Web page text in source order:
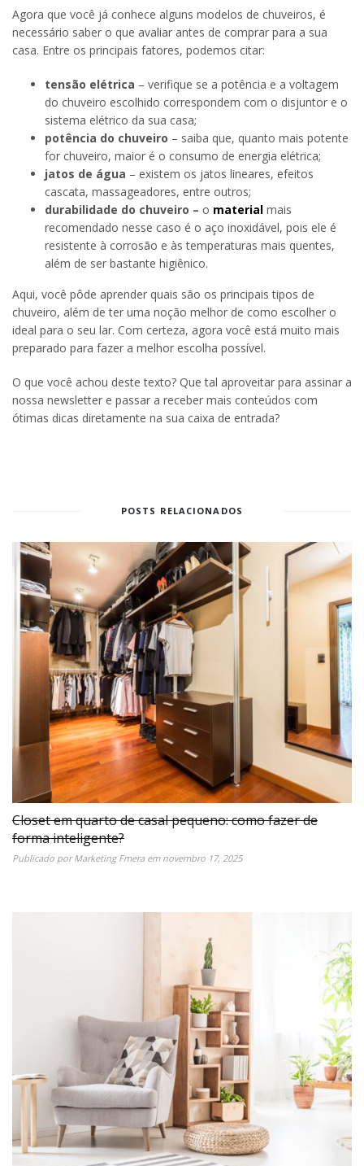
Agora que você já conhece alguns modelos de chuveiros, é
necessário saber o que avaliar antes de comprar para a sua
casa. Entre os principais fatores, podemos citar:
tensão elétrica – verifique se a potência e a voltagem
do chuveiro escolhido correspondem com o disjuntor e o
sistema elétrico da sua casa;
potência do chuveiro – saiba que, quanto mais potente
for chuveiro, maior é o consumo de energia elétrica;
jatos de água – existem os jatos lineares, efeitos
cascata, massageadores, entre outros;
durabilidade do chuveiro – o material mais
recomendado nesse caso é o aço inoxidável, pois ele é
resistente à corrosão e às temperaturas mais quentes,
além de ser bastante higiênico.
Aqui, você pôde aprender quais são os principais tipos de
chuveiro, além de ter uma noção melhor de como escolher o
ideal para o seu lar. Com certeza, agora você está muito mais
preparado para fazer a melhor escolha possível.
O que você achou deste texto? Que tal aproveitar para assinar a
nossa newsletter e passar a receber mais conteúdos com
ótimas dicas diretamente na sua caixa de entrada?
POSTS RELACIONADOS
Closet em quarto de casal pequeno: como fazer de
forma inteligente?
Publicado porMarketing Fmeraem novembro 17, 2025